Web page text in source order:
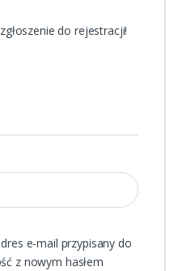
do rejestracji!
e-mail przypisany do
z nowym hasłem